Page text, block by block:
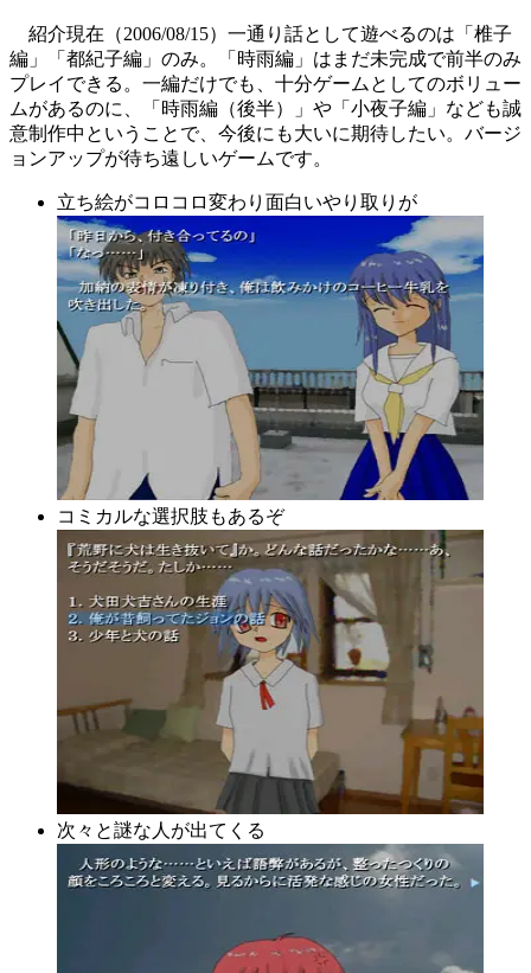
紹介現在（2006/08/15）一通り話として遊べるのは「椎子
編」「都紀子編」のみ。「時雨編」はまだ未完成で前半のみ
プレイできる。一編だけでも、十分ゲームとしてのボリュー
ムがあるのに、「時雨編（後半）」や「小夜子編」なども誠
意制作中ということで、今後にも大いに期待したい。バージ
ョンアップが待ち遠しいゲームです。
立ち絵がコロコロ変わり面白いやり取りが
コミカルな選択肢もあるぞ
次々と謎な人が出てくる